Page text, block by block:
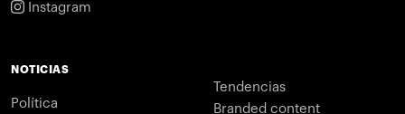
Instagram
NOTICIAS
Política
Tendencias
Branded content